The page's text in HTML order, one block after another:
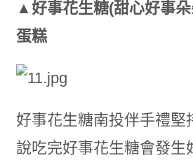
▲好事花生糖(甜心好事
蛋糕
好事花生糖南投伴手禮堅
說吃完好事花生糖會發生